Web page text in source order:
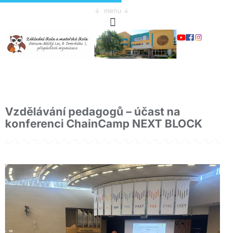
↓ menu ↓
Vzdělávání pedagogů – účast na
konferenci ChainCamp NEXT BLOCK